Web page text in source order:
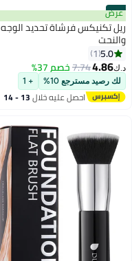
#21
عرض
ريل تكنيكس فرشاة تحديد الوجه
والنحت
5.0
1
د.ك‏4.86
7.74خصم 37%
لك رصيد مسترجع 10% + 1
احصل عليه خلال 13 - 14